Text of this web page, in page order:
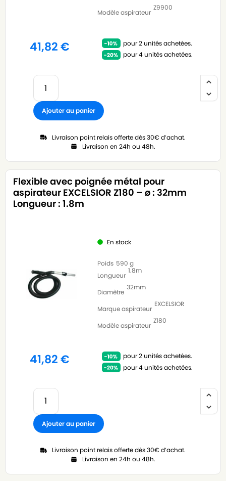
Modèle aspirateur
Z9900
41,82€
pour 2 unités achetées.
pour 4 unités achetées.
Ajouter au panier
Livraison point relais offerte dès 30€ d’achat.
Livraison en 24h ou 48h.
Flexible avec poignée métal pour
aspirateur EXCELSIOR Z180 – ø : 32mm
Longueur : 1.8m
En stock
Poids 590 g
Longueur
1.8m
Diamètre
32mm
Marque aspirateur
EXCELSIOR
Modèle aspirateur
Z180
41,82€
pour 2 unités achetées.
pour 4 unités achetées.
Ajouter au panier
Livraison point relais offerte dès 30€ d’achat.
Livraison en 24h ou 48h.